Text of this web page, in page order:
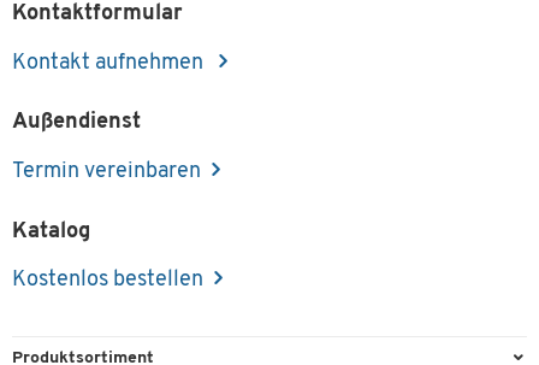
Kontaktformular
Kontakt aufnehmen
Außendienst
Termin vereinbaren
Katalog
Kostenlos bestellen
Produktsortiment